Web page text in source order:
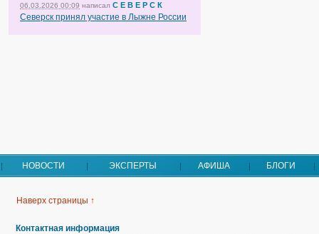
06.03.2026 00:09 написал С Е В Е Р С К
Северск принял участие в Лыжне России
НОВОСТИ ЭКСПЕРТЫ АФИША БЛОГИ
Наверх страницы ↑
Контактная информация